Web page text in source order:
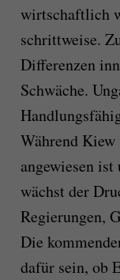
wirtschaftlich
schrittweise.
Differenzen
Schwäche.
Während
angewiesen
wächst der
Regierungen,
Die
dafür sein, ob